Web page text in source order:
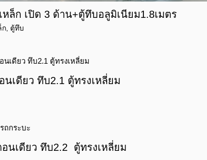
หล็ก เปิด 3 ด้าน+ตู้ทึบอลูมิเนียม1.8เมตร
ก, ตู้ทึบ
นเดียว ทึบ2.1 ตู้ทรงเหลี่ยม
อนเดียว ทึบ2.2 ตู้ทรงเหลี่ยม